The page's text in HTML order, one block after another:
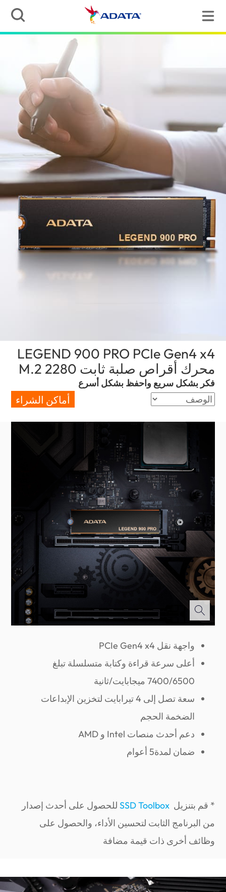
LEGEND 900 PRO PCIe Gen4 x4
محرك أقراص صلبة ثابت M.2 2280
فكر بشكل سريع واحفظ بشكل أسرع
أماكن الشراء
واجهة نقل PCIe Gen4 x4
أعلى سرعة قراءة وكتابة متسلسلة تبلغ
7400/6500 ميجابايت/ثانية
سعة تصل إلى 4 تيرابايت لتخزين الإبداعات
الضخمة الحجم
دعم أحدث منصات Intel و AMD
ضمان لمدة5 أعوام
* قم بتنزيلSSD Toolbox للحصول على أحدث إصدار
من البرنامج الثابت لتحسين الأداء، والحصول على
وظائف أخرى ذات قيمة مضافة